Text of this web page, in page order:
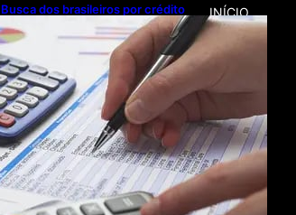
Busca dos brasileiros por crédito
cresce 16,5%; Mato Grosso lidera
ranking entre estados
INÍCIO